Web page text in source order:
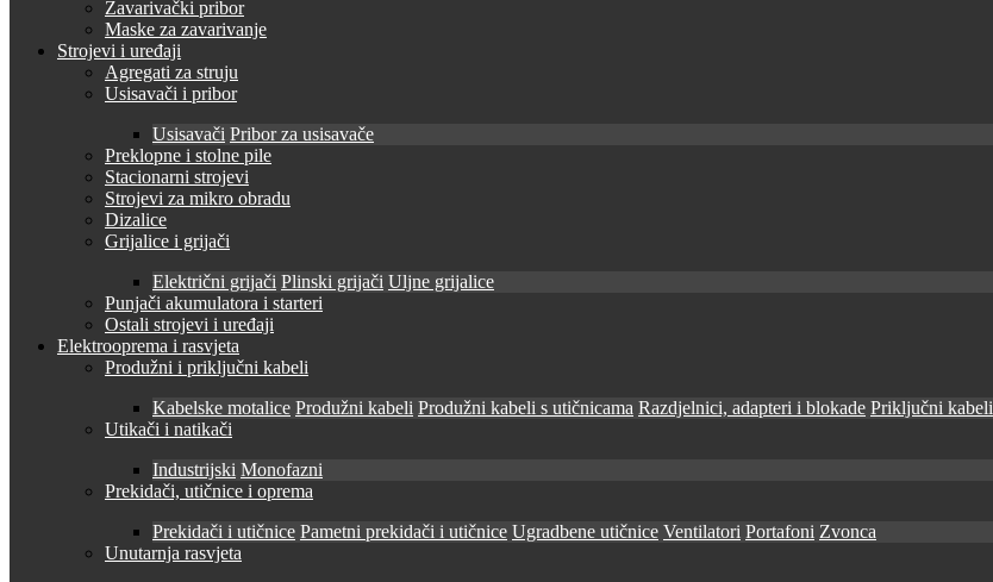
Zavarivački pribor
Maske za zavarivanje
Strojevi i uređaji
Agregati za struju
Usisavači i pribor
Usisavači Pribor za usisavače
Preklopne i stolne pile
Stacionarni strojevi
Strojevi za mikro obradu
Dizalice
Grijalice i grijači
Električni grijači Plinski grijači Uljne grijalice
Punjači akumulatora i starteri
Ostali strojevi i uređaji
Elektrooprema i rasvjeta
Produžni i priključni kabeli
Kabelske motalice Produžni kabeli Produžni kabeli s utičnicama Razdjelnici, adapteri i blokade Priključni kabeli
Utikači i natikači
Industrijski Monofazni
Prekidači, utičnice i oprema
Prekidači i utičnice Pametni prekidači i utičnice Ugradbene utičnice Ventilatori Portafoni Zvonca
Unutarnja rasvjeta